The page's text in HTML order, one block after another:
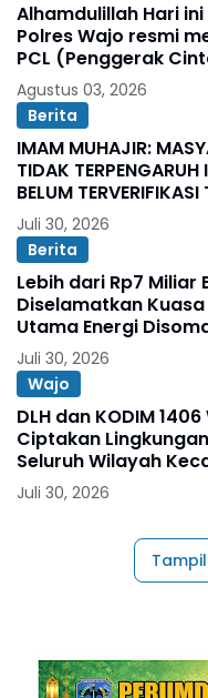
Alhamdulillah Hari
Polres Wajo resmi
PCL (Penggerak
Agustus 03, 2026
Berita
IMAM MUHAJIR:
TIDAK
BELUM
BOLO
Juli 30, 2026
Berita
Lebih dari Rp7 Miliar
Diselamatkan Kuasa
Utama Energi
Wanprestasi
Juli 30, 2026
Wajo
DLH dan KODIM
Ciptakan
Seluruh Wilayah
Juli 30, 2026